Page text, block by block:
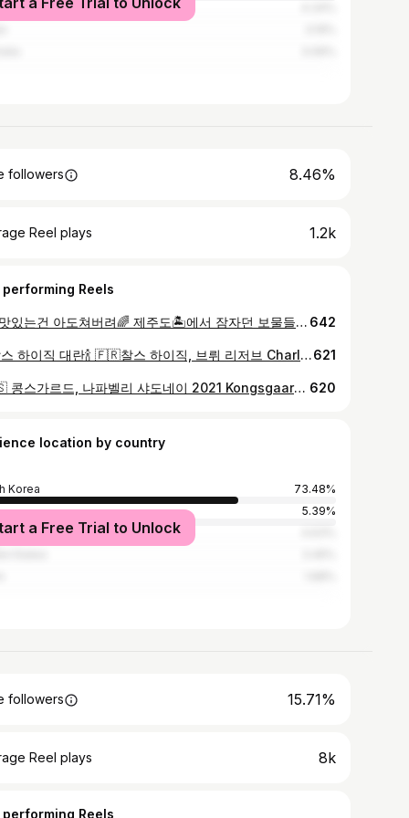
followers 8.46%
Reel plays 1.2k
performing Reels
. 🌈 맛있는건 아도쳐버려🌈 제주도🏝에서 잠자던 보물들💎🍾 육지로 모셔오기✈️ . 2년 전 라쇼처럼 떡상 후보 1순위 구펜스하이넨🚀 . 사라지기 전에 샤를라쇼처럼 모아보자🔥 . 해평가도 미쳐가는😱구펜스 할배 올해 은퇴하신다는데😭 . 🇫🇷구펜스하이넨 뿌이퓌세 프리미에 쥬 2019 🇫🇷구펜스하이넨 생베랑 프리미에 쥬 2020 🇫🇷구펜스하이넨 생베랑 2020 🇫🇷구펜스하이넨 마콩 피에르끌로 줄리에트 2020 🇫🇷구펜스하이넨 마콩 피에르끌로 르 사빈 2020 🇫🇷구펜스하이넨 마콩 피에르끌로 쥬 드 샤빈 2020 🇫🇷구펜스하이넨 마콩 뜨리 데 샤빈 2020 🇫🇷돔페리뇽 2013 🇫🇷레 제리티에르 뒤 콤트 라퐁 비레 클레쎄 2020 🇫🇷레 제리티에르 뒤 콤트 라퐁 마콩 빌라쥬 2020 🇫🇷폴피요 부르고뉴 샤르도네 2020 . #CharlesLachaux #ArnouxLachaux #샤를라쇼 #아르누라쇼 #crystalwinegroup #돔페리뇽 #DomPerignon #제주특산물 #폴피요 #PaulPillot #꼼뜨라퐁 #ComtesLafon #구펜스하이넨 #GuffensHeynen #마콩특급화이트 #지금도떡상중 642
. 🍾찰스 하이직 대란🍾 🇫🇷찰스 하이직, 브뤼 리저브 Charles Heidsieck, Brut Reserve 이 가격이면 10만원 아래 샴페인은 적수가 없을듯💯 7~9만원대에서 최근에는 5만원대로 구입가능하고, 다른 와인 가격들도 내려왔으면 하는 바램입니다🤩 ✏️구매 정보 ✔️GS편의점 : 54,900원 (픽업+삼성카드 모니모 쿠폰 적용) ✔️와인마트 : 59,850원(온누리 적용) ✔️떼루아 와인아울렛 : 59,900원(1인 3병 한정) ✔️세븐일레븐 : 62,370원(10일 입고, 점포별 1병😭) ✔️포도로 : 62,910원 ✔️삐에로마켓 : 62,910원(온누리 적용) ✔️동부마트 : 65,700원 ✔️도깨비와인마켓 : 69,300원 ✔️비티콜 : 71,900원 ✔️송파와인집 : 75,810원 ✔️루비와인 : 77,926원 ✔️보틀벙커 : 82,900원 #찰스하이직 #CharlesHeidsieck #샴페인추천 #편의점와인 #까브드뱅 #찰스하이직대란 #소소하게5병621
. 🇺🇸 콩스가르드, 나파벨리 샤도네이 2021 Kongsgaard, Napa Valley Chardonnay 2021 지난주 올로케이션으로 받은 콩스가르드❗️ 마카신, 오베르, 피터 마이클, 키슬러와 함께 미국 5️⃣대 샤도네이로 불리지만 TOP 2️⃣를 꼽는다면 마카신과 콩스가르드가 아닐까👍 버터리, 오키한 캐릭터 때문에 미국 화이트를 선호하지 않지만, 2시간 정도 열어두면 이런 캐릭터는 많이 누그러지고 묵직한 질감과 리치함이 돋보이고 과실미, 미네럴리티, 산도가 잘 어우러져서 극강의 밸런스를 보여주는 콩스😋 농밀한 재질감이 오베르와는 급 자체가 다르네요😭 제 입맛에는 아래의 순서대로 맛있는❗️ 콩스가르드 저지 👉마카신 👉오베르 로렌 👉콩스가르드 👉오베르 👉피터마이클 👉키슬러 #콩스가르드 #Kongsgaard #오베르 #Aubert #마카신 #Marcassin #피터마이클 #PeterMichael #키슬러 #Kistler #미국와인 #미국5대샤도네이 620
location by country
Korea
73.48%
5.39%
a Free Trial to Unlock
followers 15.71%
Reel plays 8k
performing Reels